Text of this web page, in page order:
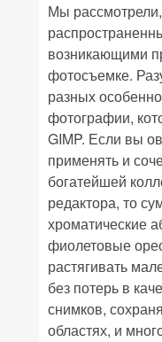
Мы
возникающими
фотосъемке.
разных
фотографии,
GIMP. Если вы
применять и
богатейшей
редактора, то
хроматические
фиолетовые
растягивать
без потерь в
снимков,
областях, и